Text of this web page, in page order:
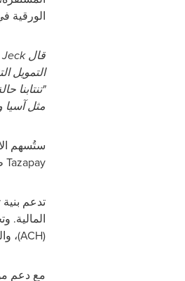
الورقية
مثل آسيا
ستُسهم
Tazapay طرق الدفع المحلية اليابانية لعملائها العالميين، وستنشئ فريق مبيعات مخصَّص في اليابان لمساعدة الشركات اليابانية على التوسُّع دوليًا.
(ACH)، والعملات المستقرة، لتقديم تجربة دفع متقدمة وجاهزة للمستقبل للشركات العالمية.